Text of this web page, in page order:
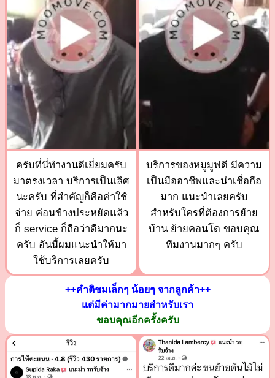
ครับที่นี่ทำงานดีเยี่ยมครับ
มาตรงเวลา บริการเป็นเลิศ
นะครับ ที่สำคัญก็คือค่าใช้
จ่าย ค่อนข้างประหยัดแล้ว
ก็ service ก็ถือว่าดีมากนะ
ครับ อันนี้ผมแนะนำให้มา
ใช้บริการเลยครับ
บริการของหมูมูฟดี มีความ
เป็นมืออาชีพและน่าเชื่อถือ
มาก แนะนำเลยครับ
สำหรับใครที่ต้องการย้าย
บ้าน ย้ายคอนโด ขอบคุณ
ทีมงานมากๆ ครับ
++คำติชมเล็กๆ น้อยๆ จากลูกค้า++
แต่มีค่ามากมายสำหรับเรา
ขอบคุณอีกครั้งครับ